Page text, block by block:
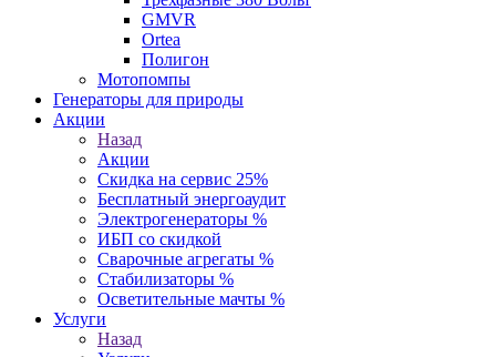
GMVR
Ortea
Полигон
Мотопомпы
Генераторы для природы
Акции
Назад
Акции
Скидка на сервис 25%
Бесплатный энергоаудит
Электрогенераторы %
ИБП со скидкой
Сварочные агрегаты %
Стабилизаторы %
Осветительные мачты %
Услуги
Назад